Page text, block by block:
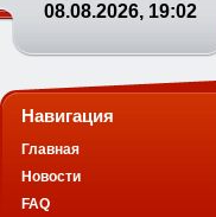
08.08.2026, 19:02
Навигация
Главная
Новости
FAQ